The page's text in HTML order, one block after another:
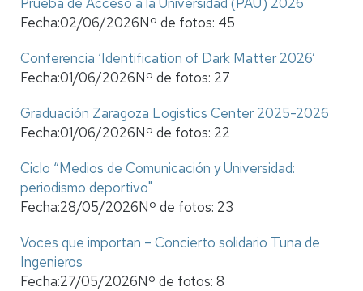
Fecha:02/06/2026Nº de fotos: 45
Conferencia ‘Identification of Dark Matter 2026’
Fecha:01/06/2026Nº de fotos: 27
Graduación Zaragoza Logistics Center 2025-2026
Fecha:01/06/2026Nº de fotos: 22
Ciclo “Medios de Comunicación y Universidad:
periodismo deportivo"
Fecha:28/05/2026Nº de fotos: 23
Voces que importan – Concierto solidario Tuna de
Ingenieros
Fecha:27/05/2026Nº de fotos: 8